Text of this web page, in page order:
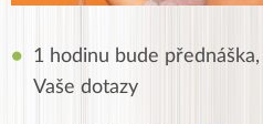
1 hodinu bude
Vaše dotazy